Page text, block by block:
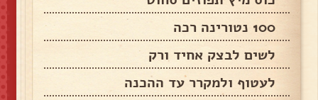
100 נטורינה רכה
לשים לבצק אחיד ורק
לעטוף ולמקרר עד ההכנה